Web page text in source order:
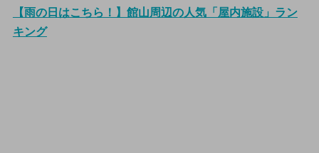
【雨の日はこちら！】館山周辺の人気「屋内施設」ラン
キング